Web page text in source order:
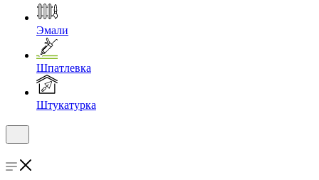
Эмали
Шпатлевка
Штукатурка